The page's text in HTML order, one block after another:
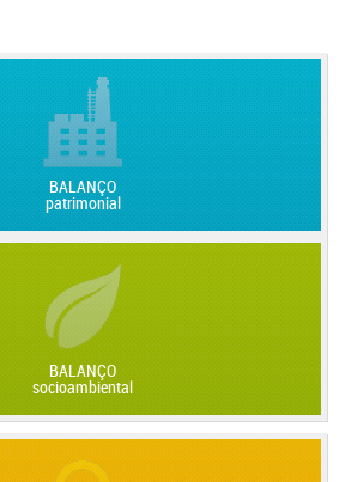
BALANÇO
patrimonial
BALANÇO
socioambiental